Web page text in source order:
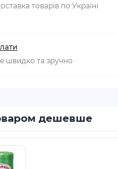
товарів по Україні
швидко та зручно
дешевше